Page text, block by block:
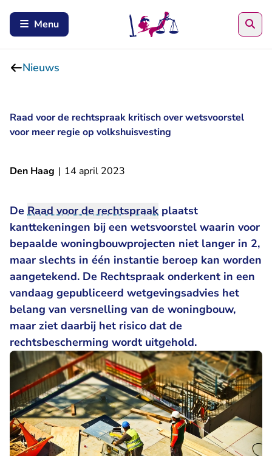
Menu
Nieuws
Raad voor de rechtspraak kritisch over wetsvoorstel
voor meer regie op volkshuisvesting
Den Haag | 14 april 2023
De Raad voor de rechtspraak plaatst
kanttekeningen bij een wetsvoorstel waarin voor
bepaalde woningbouwprojecten niet langer in 2,
maar slechts in één instantie beroep kan worden
aangetekend. De Rechtspraak onderkent in een
vandaag gepubliceerd wetgevingsadvies het
belang van versnelling van de woningbouw,
maar ziet daarbij het risico dat de
rechtsbescherming wordt uitgehold.